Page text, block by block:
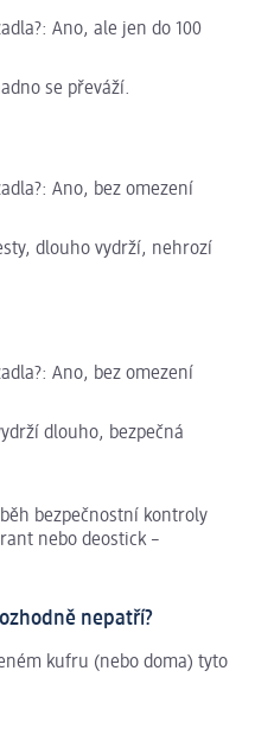
Ano, ale jen do 100
se převáží.
Ano, bez omezení
dlouho vydrží, nehrozí
Ano, bez omezení
dlouho, bezpečná
bezpečnostní kontroly
nebo deostick –
nepatří?
kufru (nebo doma) tyto